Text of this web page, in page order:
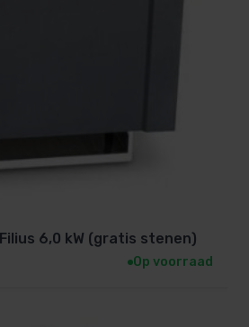
6,0 kW (gratis stenen)
Op voorraad